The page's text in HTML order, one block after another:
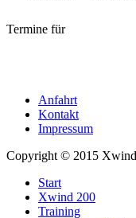
Termine für
Anfahrt
Kontakt
Impressum
Copyright © 2015
Start
Xwind 200
Training